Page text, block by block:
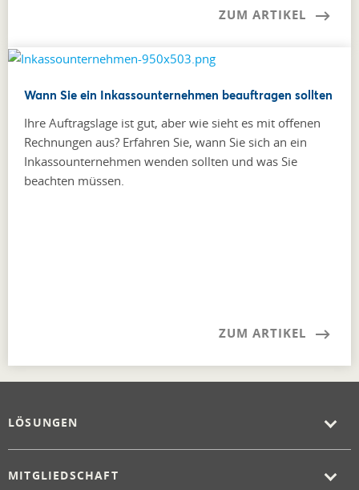
ZUM ARTIKEL
Wann Sie ein Inkassounternehmen beauftragen sollten
Ihre Auftragslage ist gut, aber wie sieht es mit offenen
Rechnungen aus? Erfahren Sie, wann Sie sich an ein
Inkassounternehmen wenden sollten und was Sie
beachten müssen.
ZUM ARTIKEL
LÖSUNGEN
MITGLIEDSCHAFT